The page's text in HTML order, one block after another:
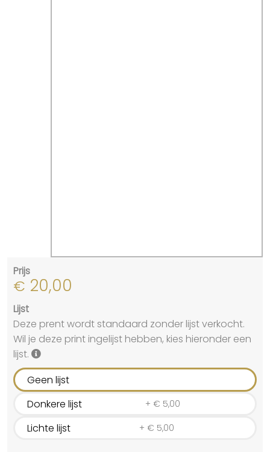
Prijs
€ 20,00
Lijst
Deze prent wordt standaard zonder lijst verkocht.
Wil je deze print ingelijst hebben, kies hieronder een
lijst.
Geen lijst
Donkere lijst
+ € 5,00
Lichte lijst + € 5,00